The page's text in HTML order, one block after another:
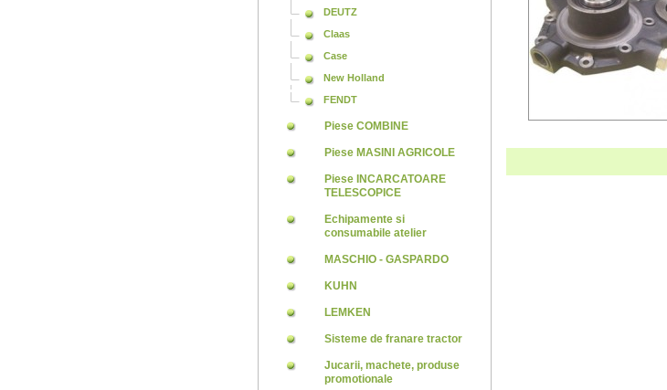
DEUTZ
Claas
Case
New Holland
FENDT
Piese COMBINE
Piese MASINI AGRICOLE
Piese INCARCATOARE
TELESCOPICE
Echipamente si
consumabile atelier
MASCHIO - GASPARDO
KUHN
LEMKEN
Sisteme de franare tractor
Jucarii, machete, produse
promotionale